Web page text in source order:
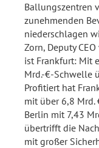
Ballungszentren
zunehmenden
niederschlagen
Zorn, Deputy
ist Frankfurt: Mit
Mrd.-€-Schwelle
Profitiert hat
mit über 6,8 Mrd.
Berlin mit 7,43
übertrifft die
mit großer